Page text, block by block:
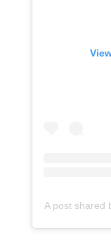
A post shared